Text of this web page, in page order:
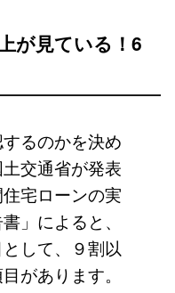
が見ている！6
るのかを決め
交通省が発表
宅ローンの実
」によると、
して、９割以
があります。